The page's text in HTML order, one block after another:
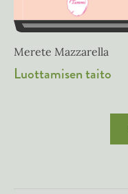
Merete Mazzarella
Luottamisen taito